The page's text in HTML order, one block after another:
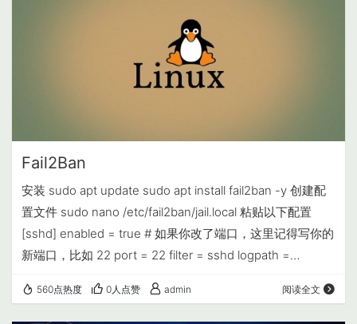
Fail2Ban
安装 sudo apt update sudo apt install fail2ban -y 创建配
置文件 sudo nano /etc/fail2ban/jail.local 粘贴以下配置
[sshd] enabled = true # 如果你改了端口，这里记得写你的
新端口，比如 22 port = 22 filter = sshd logpath =
禁时间：1 小时 (3600秒)，可以改成 -1 表示永久封禁 b…
560点热度 0人点赞 admin 阅读全文